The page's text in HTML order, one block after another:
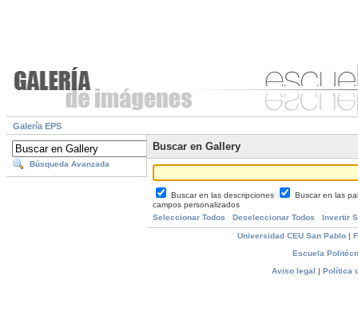
Galería EPS
Búsqueda Avanzada
Buscar en Gallery
Buscar en las descripciones
Buscar en las
campos personalizados
Seleccionar Todos
Deseleccionar Todos Invertir
Universidad CEU San Pablo|
Escuela
Aviso legal | Política